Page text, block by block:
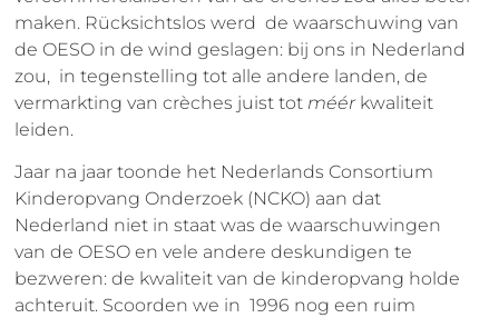
maken. Rücksichtslos werd de waarschuwing van
de OESO in de wind geslagen: bij ons in Nederland
zou, in tegenstelling tot alle andere landen, de
vermarkting van crèches juist tot méérkwaliteit
leiden.
Jaar na jaar toonde het Nederlands Consortium
Kinderopvang Onderzoek (NCKO) aan dat
Nederland niet in staat was de waarschuwingen
van de OESO en vele andere deskundigen te
bezweren: de kwaliteit van de kinderopvang holde
achteruit. Scoorden we in 1996 nog een ruim